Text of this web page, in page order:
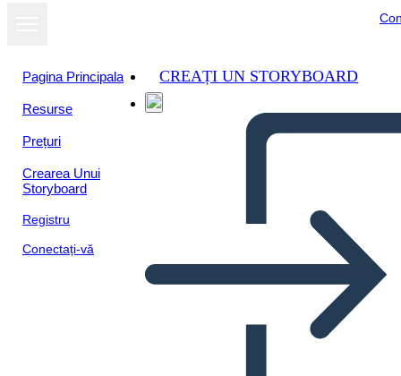
Pagina Principala
Resurse
Prețuri
Crearea Unui
Storyboard
Registru
Conectați-vă
CREAȚI UN STORYBOARD